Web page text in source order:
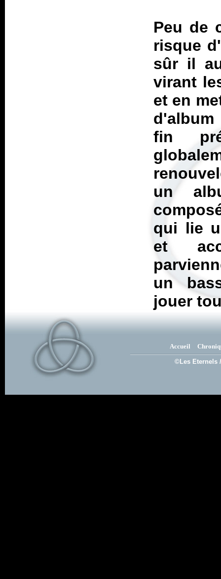
Peu de
risque
sûr il
virant
et en
fin
un
qui lie
et
un
jouer
Accueil
©Les Eternels